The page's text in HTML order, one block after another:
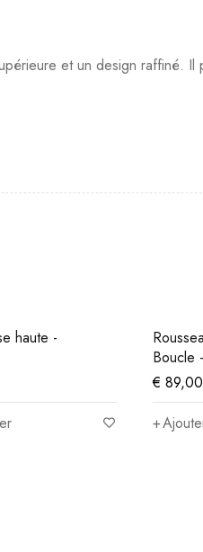
et un design raffiné. Il
-
Rousseau -
Boucle -
89,00
Ajouter au